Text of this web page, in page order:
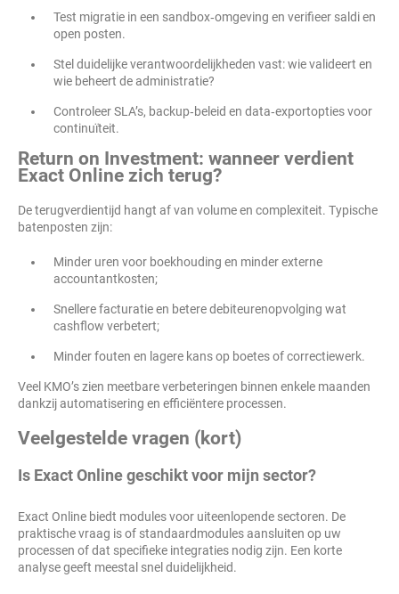
Test migratie in een sandbox‑omgeving en verifieer saldi en
open posten.
Stel duidelijke verantwoordelijkheden vast: wie valideert en
wie beheert de administratie?
Controleer SLA’s, backup‑beleid en data‑exportopties voor
continuïteit.
Return on Investment: wanneer verdient
Exact Online zich terug?
De terugverdientijd hangt af van volume en complexiteit. Typische
batenposten zijn:
Minder uren voor boekhouding en minder externe
accountantkosten;
Snellere facturatie en betere debiteurenopvolging wat
cashflow verbetert;
Minder fouten en lagere kans op boetes of correctiewerk.
Veel KMO’s zien meetbare verbeteringen binnen enkele maanden
dankzij automatisering en efficiëntere processen.
Veelgestelde vragen (kort)
Is Exact Online geschikt voor mijn sector?
Exact Online biedt modules voor uiteenlopende sectoren. De
praktische vraag is of standaardmodules aansluiten op uw
processen of dat specifieke integraties nodig zijn. Een korte
analyse geeft meestal snel duidelijkheid.